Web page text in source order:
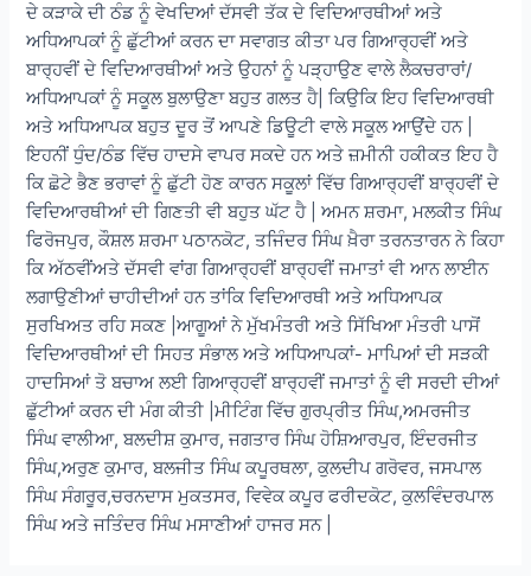
ਦੇ ਕੜਾਕੇ ਦੀ ਠੰਡ ਨੂੰ ਵੇਖਦਿਆਂ ਦੱਸਵੀ ਤੱਕ ਦੇ ਵਿਦਿਆਰਥੀਆਂ ਅਤੇ
ਅਧਿਆਪਕਾਂ ਨੂੰ ਛੁੱਟੀਆਂ ਕਰਨ ਦਾ ਸਵਾਗਤ ਕੀਤਾ ਪਰ ਗਿਆਰ੍ਹਵੀਂ ਅਤੇ
ਬਾਰ੍ਹਵੀਂ ਦੇ ਵਿਦਿਆਰਥੀਆਂ ਅਤੇ ਉਹਨਾਂ ਨੂੰ ਪੜ੍ਹਾਉਣ ਵਾਲੇ ਲੈਕਚਰਾਰਾਂ/
ਅਧਿਆਪਕਾਂ ਨੂੰ ਸਕੂਲ ਬੁਲਾਉਣਾ ਬਹੁਤ ਗਲਤ ਹੈ| ਕਿਉਕਿ ਇਹ ਵਿਦਿਆਰਥੀ
ਅਤੇ ਅਧਿਆਪਕ ਬਹੁਤ ਦੂਰ ਤੋਂ ਆਪਣੇ ਡਿਊਟੀ ਵਾਲੇ ਸਕੂਲ ਆਉਂਦੇ ਹਨ |
ਇਹਨੀਂ ਧੁੰਦ/ਠੰਡ ਵਿੱਚ ਹਾਦਸੇ ਵਾਪਰ ਸਕਦੇ ਹਨ ਅਤੇ ਜ਼ਮੀਨੀ ਹਕੀਕਤ ਇਹ ਹੈ
ਕਿ ਛੋਟੇ ਭੈਣ ਭਰਾਵਾਂ ਨੂੰ ਛੁੱਟੀ ਹੋਣ ਕਾਰਨ ਸਕੂਲਾਂ ਵਿੱਚ ਗਿਆਰ੍ਹਵੀਂ ਬਾਰ੍ਹਵੀਂ ਦੇ
ਵਿਦਿਆਰਥੀਆਂ ਦੀ ਗਿਣਤੀ ਵੀ ਬਹੁਤ ਘੱਟ ਹੈ | ਅਮਨ ਸ਼ਰਮਾ, ਮਲਕੀਤ ਸਿੰਘ
ਫਿਰੋਜਪੁਰ, ਕੌਸ਼ਲ ਸ਼ਰਮਾ ਪਠਾਨਕੋਟ, ਤਜਿੰਦਰ ਸਿੰਘ ਖ਼ੈਰਾ ਤਰਨਤਾਰਨ ਨੇ ਕਿਹਾ
ਕਿ ਅੱਠਵੀਂਅਤੇ ਦੱਸਵੀ ਵਾਂਗ ਗਿਆਰ੍ਹਵੀਂ ਬਾਰ੍ਹਵੀਂ ਜਮਾਤਾਂ ਵੀ ਆਨ ਲਾਈਨ
ਲਗਾਉਣੀਆਂ ਚਾਹੀਦੀਆਂ ਹਨ ਤਾਂਕਿ ਵਿਦਿਆਰਥੀ ਅਤੇ ਅਧਿਆਪਕ
ਸੁਰਖਿਅਤ ਰਹਿ ਸਕਣ |ਆਗੂਆਂ ਨੇ ਮੁੱਖਮੰਤਰੀ ਅਤੇ ਸਿੱਖਿਆ ਮੰਤਰੀ ਪਾਸੋਂ
ਵਿਦਿਆਰਥੀਆਂ ਦੀ ਸਿਹਤ ਸੰਭਾਲ ਅਤੇ ਅਧਿਆਪਕਾਂ- ਮਾਪਿਆਂ ਦੀ ਸੜਕੀ
ਹਾਦਸਿਆਂ ਤੋ ਬਚਾਅ ਲਈ ਗਿਆਰ੍ਹਵੀਂ ਬਾਰ੍ਹਵੀਂ ਜਮਾਤਾਂ ਨੂੰ ਵੀ ਸਰਦੀ ਦੀਆਂ
ਛੁੱਟੀਆਂ ਕਰਨ ਦੀ ਮੰਗ ਕੀਤੀ |ਮੀਟਿੰਗ ਵਿੱਚ ਗੁਰਪ੍ਰੀਤ ਸਿੰਘ,ਅਮਰਜੀਤ
ਸਿੰਘ ਵਾਲੀਆ, ਬਲਦੀਸ਼ ਕੁਮਾਰ, ਜਗਤਾਰ ਸਿੰਘ ਹੋਸ਼ਿਆਰਪੁਰ, ਇੰਦਰਜੀਤ
ਸਿੰਘ,ਅਰੁਣ ਕੁਮਾਰ, ਬਲਜੀਤ ਸਿੰਘ ਕਪੂਰਥਲਾ, ਕੁਲਦੀਪ ਗਰੋਵਰ, ਜਸਪਾਲ
ਸਿੰਘ ਸੰਗਰੂਰ,ਚਰਨਦਾਸ ਮੁਕਤਸਰ, ਵਿਵੇਕ ਕਪੂਰ ਫਰੀਦਕੋਟ, ਕੁਲਵਿੰਦਰਪਾਲ
ਸਿੰਘ ਅਤੇ ਜਤਿੰਦਰ ਸਿੰਘ ਮਸਾਣੀਆਂ ਹਾਜਰ ਸਨ |